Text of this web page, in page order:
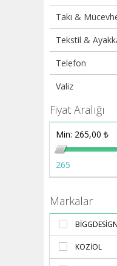
Takı &
Tekstil &
Telefon
Valiz
Fiyat Aralığı
Min: 265,00 ₺
265
Markalar
BIGGDESIGN
KOZIOL